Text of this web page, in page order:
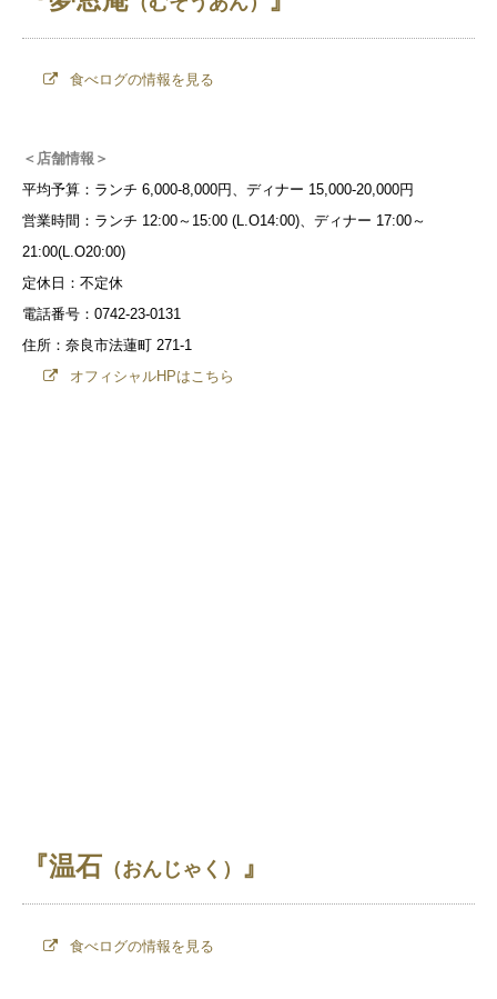
食べログの情報を見る
＜店舗情報＞
平均予算：ランチ 6,000-8,000円、ディナー 15,000-20,000円
営業時間：ランチ 12:00～15:00 (L.O14:00)、ディナー 17:00～
21:00(L.O20:00)
定休日：不定休
電話番号：0742-23-0131
住所：奈良市法蓮町 271-1
オフィシャルHPはこちら
『温石 （おんじゃく） 』
食べログの情報を見る